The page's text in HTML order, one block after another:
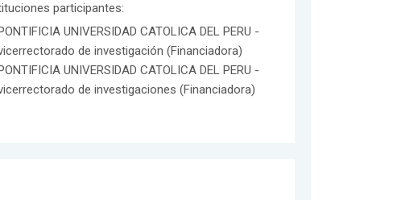
participantes:
PONTIFICIA UNIVERSIDAD CATOLICA DEL PERU -
de investigación (Financiadora)
PONTIFICIA UNIVERSIDAD CATOLICA DEL PERU -
de investigaciones (Financiadora)